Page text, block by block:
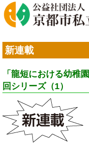
新連載
「龍短における幼稚
回シリーズ（1）